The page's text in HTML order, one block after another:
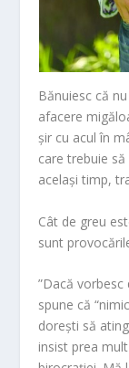
Bănuiesc că
afacere
șir cu acul în
care trebuie
același timp,
Cât de greu
sunt
”Dacă
spune că
dorești să
insist prea